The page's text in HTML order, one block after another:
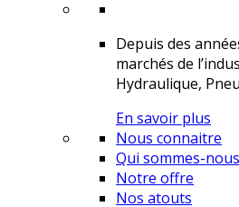
Depuis des
marchés de
Hydraulique,
En savoir plus
Nous connaitre
Qui sommes-
Notre offre
Nos atouts